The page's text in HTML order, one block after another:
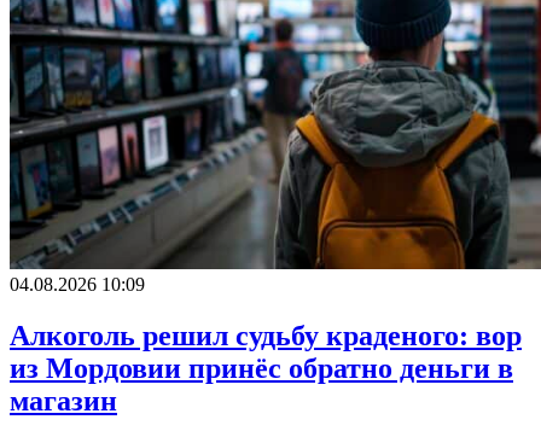
04.08.2026 10:09
Алкоголь решил судьбу краденого: вор
из Мордовии принёс обратно деньги в
магазин